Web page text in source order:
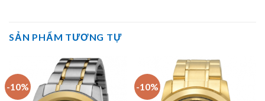
SẢN PHẨM TƯƠNG TỰ
-10% -10%